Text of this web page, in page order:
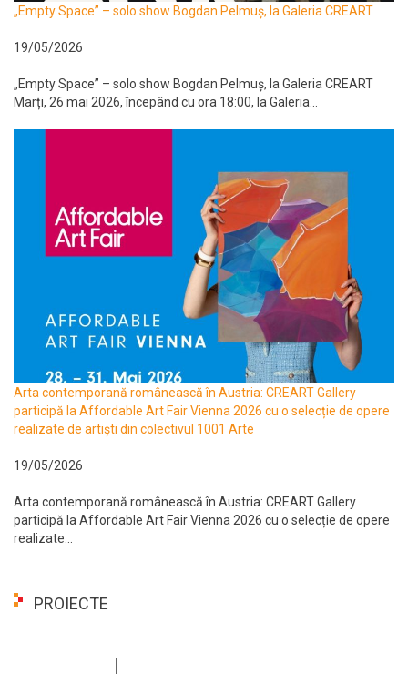
„Empty Space” – solo show Bogdan Pelmuș, la Galeria CREART
19/05/2026
„Empty Space” – solo show Bogdan Pelmuș, la Galeria CREART
Marți, 26 mai 2026, începând cu ora 18:00, la Galeria...
Arta contemporană românească în Austria: CREART Gallery
participă la Affordable Art Fair Vienna 2026 cu o selecție de opere
realizate de artiști din colectivul 1001 Arte
19/05/2026
Arta contemporană românească în Austria: CREART Gallery
participă la Affordable Art Fair Vienna 2026 cu o selecție de opere
realizate...
PROIECTE